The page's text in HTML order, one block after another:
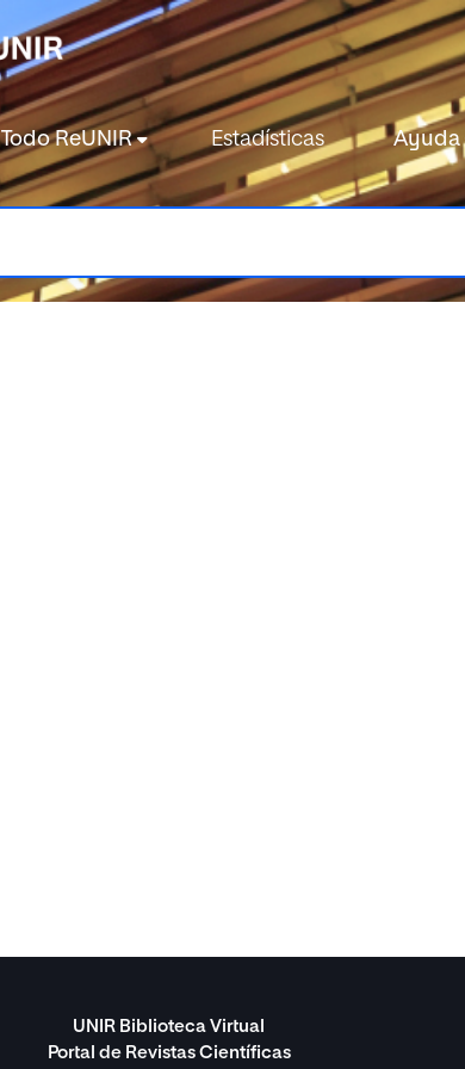
Todo ReUNIR Estadísticas Ayuda
UNIR Biblioteca Virtual
Portal de Revistas Científicas